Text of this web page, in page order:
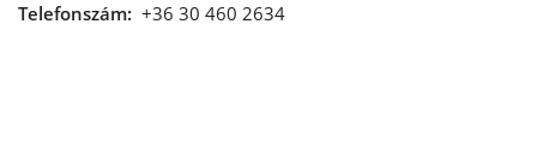
Telefonszám: +36 30 460 2634